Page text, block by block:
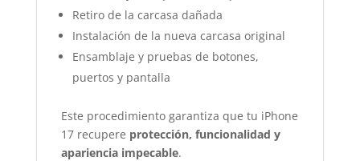
Retiro de la carcasa dañada
Instalación de la nueva carcasa original
Ensamblaje y pruebas de botones,
puertos y pantalla
Este procedimiento garantiza que tu iPhone
17 recupere protección, funcionalidad y
apariencia impecable.